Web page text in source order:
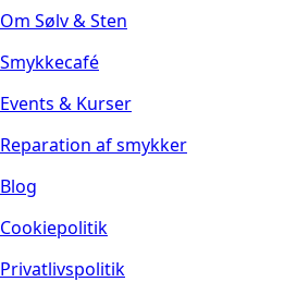
Om Sølv & Sten
Smykkecafé
Events & Kurser
Reparation af smykker
Blog
Cookiepolitik
Privatlivspolitik